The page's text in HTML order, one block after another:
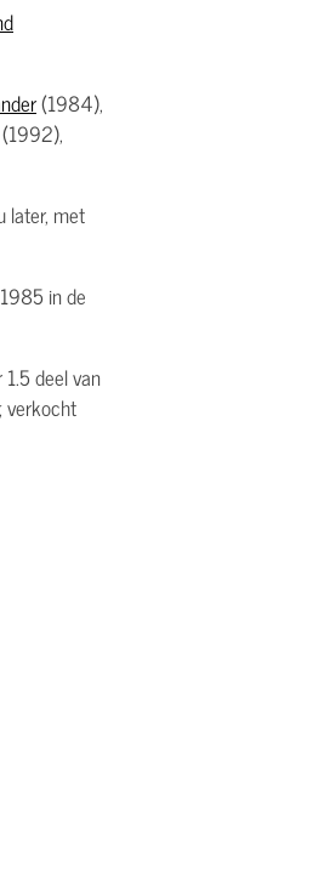
(1984),
(1992),
later, met
in de
deel van
, verkocht